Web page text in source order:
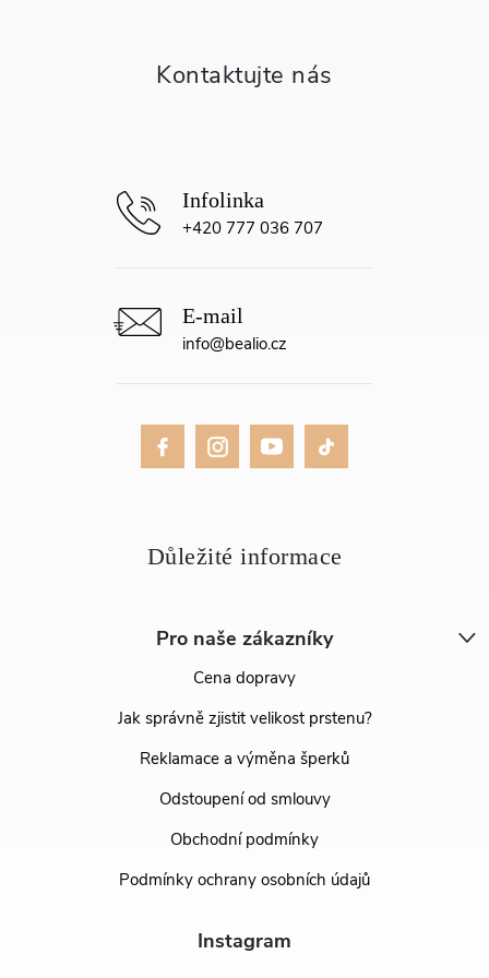
Pro naše zákazníky
Cena dopravy
Jak správně zjistit velikost prstenu?
Reklamace a výměna šperků
Odstoupení od smlouvy
Obchodní podmínky
Podmínky ochrany osobních údajů
Instagram
info@bealio.cz
+420 777 036 707